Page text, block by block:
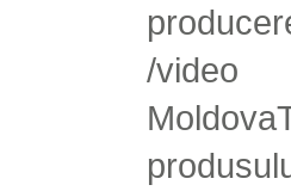
/video